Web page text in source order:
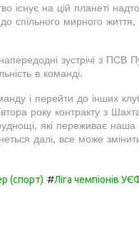
існує на цій планеті
спільного мирного
зустрічі з
в команді.
і перейти до інших
року контракту з
які переживає
далі, все може
(спорт) #Ліга чемпіонів